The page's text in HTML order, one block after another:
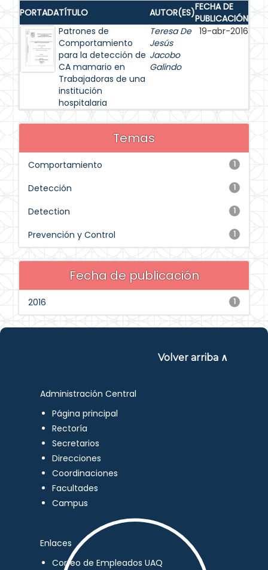
PORTADATÍTULO AUTOR(ES)FECHA DE
PUBLICACIÓN
Patrones de
Comportamiento
para la detección de
CA mamario en
Trabajadoras de una
institución
hospitalaria
Teresa De
Jesús
Jacobo
Galindo
19-abr-2016
Temas
1
Comportamiento
1
Detección
1
Detection
1
Prevención y Control
Fecha de publicación
1
2016
Volver arriba ∧
Administración Central
Página principal
Rectoría
Secretarios
Direcciones
Coordinaciones
Facultades
Campus
Enlaces
Correo de Empleados UAQ